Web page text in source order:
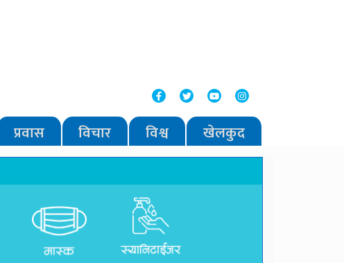
प्रवास विचार विश्व खेलकुद